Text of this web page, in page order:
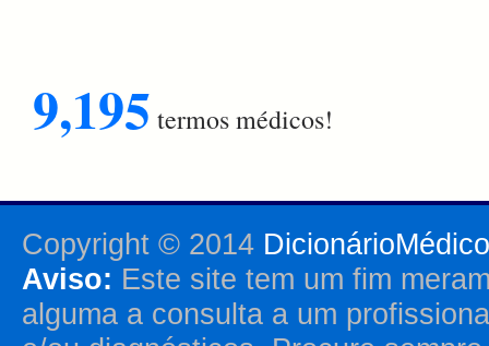
9,195 termos médicos!
Copyright © 2014
Aviso: Este site tem um fim
alguma a consulta a um